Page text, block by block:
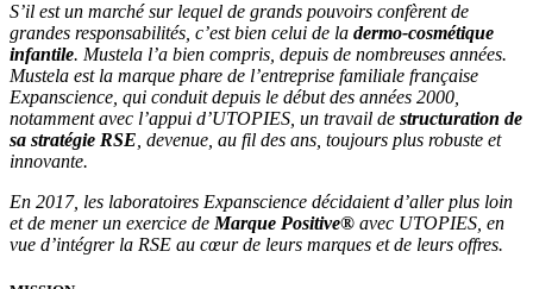
S’il est un marché sur lequel de grands pouvoirs confèrent de
grandes responsabilités, c’est bien celui de la dermo-cosmétique
infantile. Mustela l’a bien compris, depuis de nombreuses années.
Mustela est la marque phare de l’entreprise familiale française
Expanscience, qui conduit depuis le début des années 2000,
notamment avec l’appui d’UTOPIES, un travail de structuration de
sa stratégie RSE , devenue, au fil des ans, toujours plus robuste et
innovante.
En 2017, les laboratoires Expanscience décidaient d’aller plus loin
et de mener un exercice de Marque Positive® avec UTOPIES, en
vue d’intégrer la RSE au cœur de leurs marques et de leurs offres.